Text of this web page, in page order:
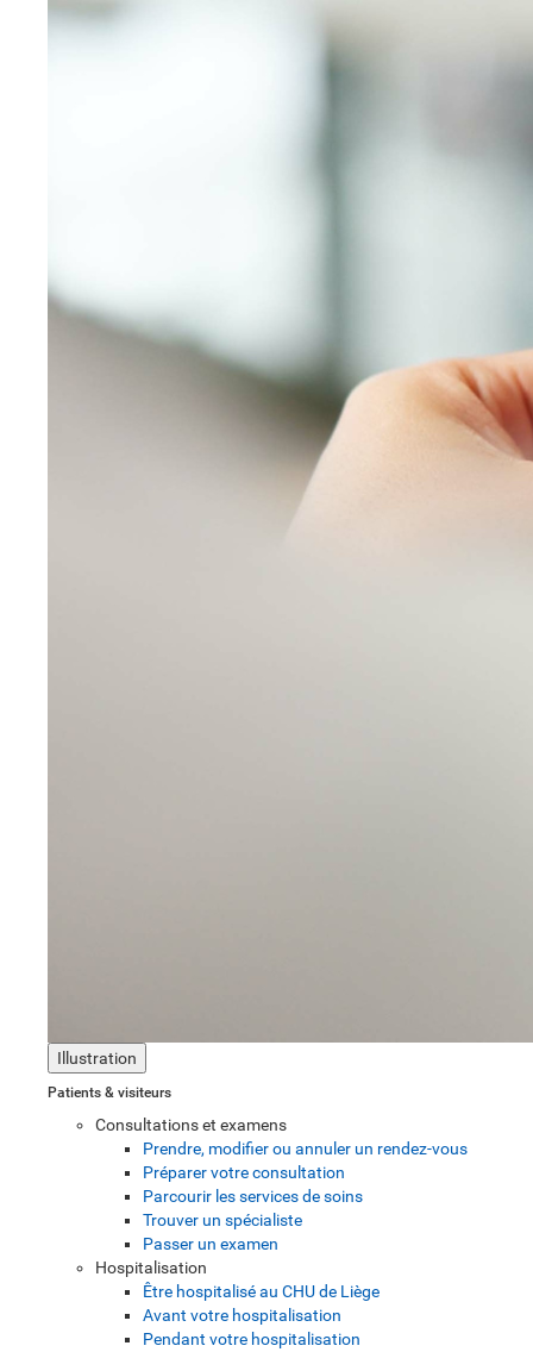
Illustration
Patients & visiteurs
Consultations et examens
Prendre, modifier ou annuler un rendez-vous
Préparer votre consultation
Parcourir les services de soins
Trouver un spécialiste
Passer un examen
Hospitalisation
Être hospitalisé au CHU de Liège
Avant votre hospitalisation
Pendant votre hospitalisation